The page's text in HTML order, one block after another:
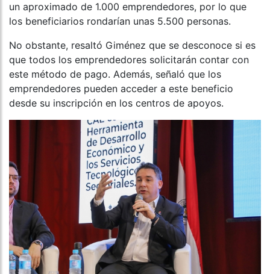
un aproximado de 1.000 emprendedores, por lo que
los beneficiarios rondarían unas 5.500 personas.
No obstante, resaltó Giménez que se desconoce si es
que todos los emprendedores solicitarán contar con
este método de pago. Además, señaló que los
emprendedores pueden acceder a este beneficio
desde su inscripción en los centros de apoyos.